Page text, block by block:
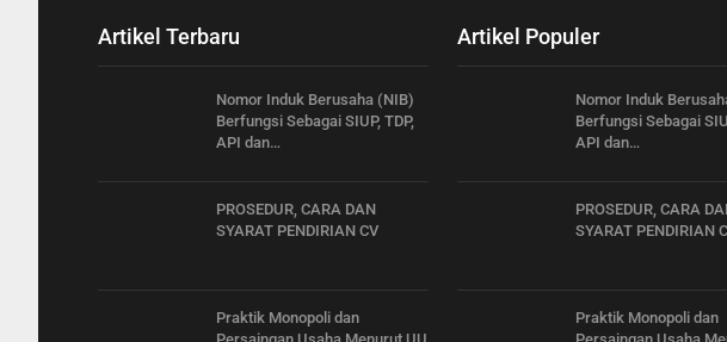
Artikel Terbaru
Nomor Induk Berusaha (NIB)
Berfungsi Sebagai SIUP, TDP,
API dan…
PROSEDUR, CARA DAN
SYARAT PENDIRIAN CV
Praktik Monopoli dan
Artikel Populer
Nomor Induk
Berfungsi Sebagai
API dan…
PROSEDUR, CARA
SYARAT PENDIRIAN
Praktik Monopoli dan